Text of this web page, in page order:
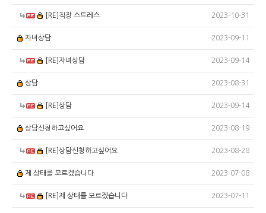
[RE]직장 스트레스 2023-10-31
자녀상담 2023-09-11
[RE]자녀상담 2023-09-14
상담 2023-08-31
[RE]상담 2023-09-14
상담신청하고싶어요 2023-08-19
[RE]상담신청하고싶어요 2023-08-28
제 상태를 모르겠습니다 2023-07-08
[RE]제 상태를 모르겠습니다 2023-07-11